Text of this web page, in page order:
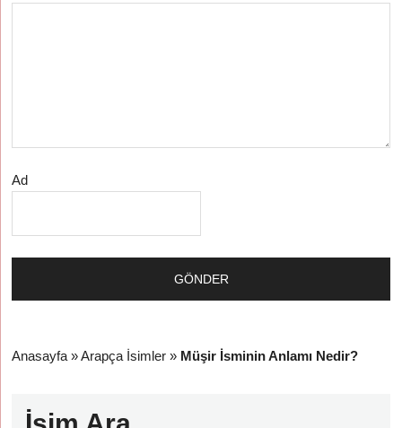
Ad
Anasayfa »Arapça İsimler » Müşir İsminin Anlamı Nedir?